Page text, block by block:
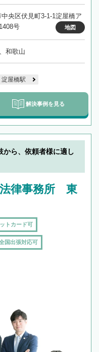
央区伏見町3-1-1淀屋橋ア
号
地図
和歌山
淀屋橋駅
解決事例を見る
から、依頼者様に適し
律事務所 東
トカード可
国出張対応可